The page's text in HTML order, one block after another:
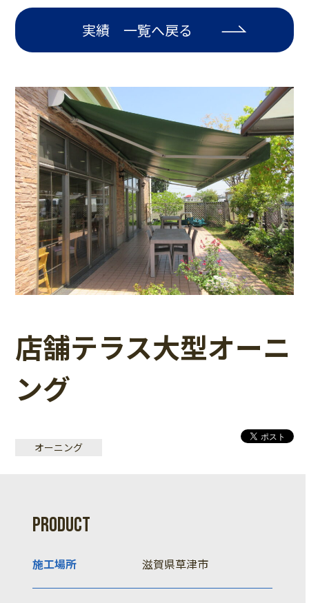
実績 一覧へ戻る
店舗テラス大型オーニ
ング
オーニング
PRODUCT
施工場所 滋賀県草津市